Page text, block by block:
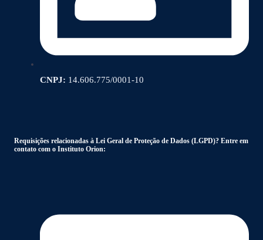
CNPJ: 14.606.775/0001-10
Requisições relacionadas à Lei Geral de Proteção de Dados (LGPD)? Entre em
contato com o Instituto Orion: